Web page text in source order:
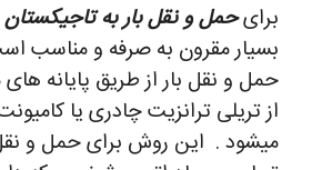
برایحمل و نقل بار به تاجیکستان
بسیار مقرون به صرفه و مناسب
حمل و نقل بار از طریق پایانه های
از تریلی ترانزیت چادری یا
میشود . این روش برای حمل و